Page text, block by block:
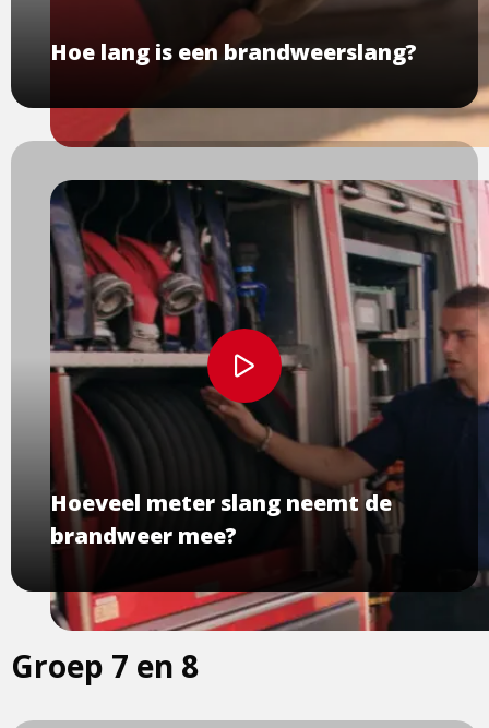
Hoe lang is een brandweerslang?
Bekijk
video
Hoeveel meter slang neemt de
brandweer mee?
Groep 7 en 8